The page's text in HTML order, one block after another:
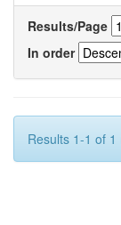
Results/Page
In order
Results 1-1 of